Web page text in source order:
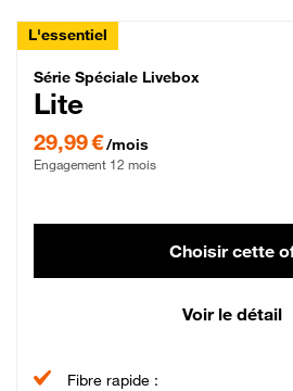
L'essentiel
Série Spéciale
Série Spéciale Livebox
Lite
29,99 €/mois
Engagement 12 mois
Choisir cette
Voir le détail
Fibre rapide :